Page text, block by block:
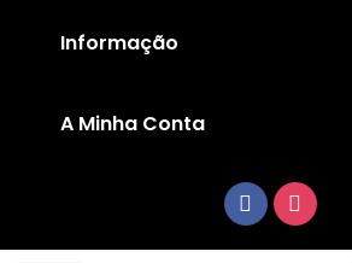
Informação
A Minha Conta